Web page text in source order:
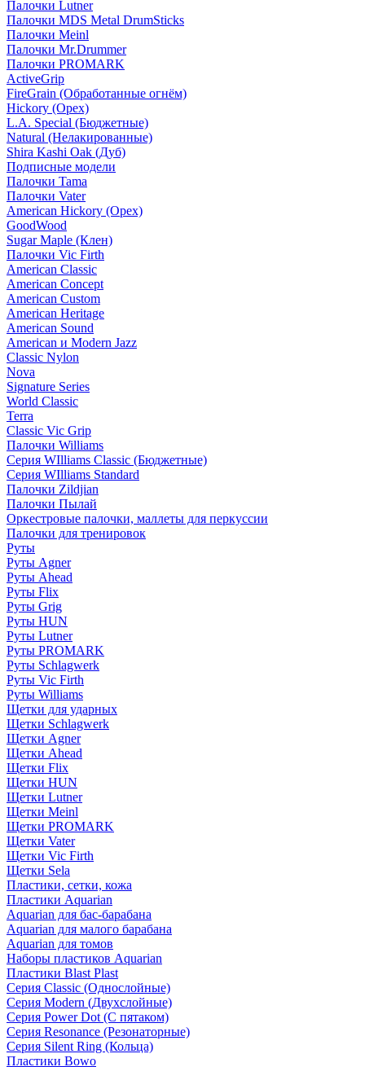
Палочки Lutner
Палочки MDS Metal DrumSticks
Палочки Meinl
Палочки Mr.Drummer
Палочки PROMARK
ActiveGrip
FireGrain (Обработанные огнём)
Hickory (Орех)
L.A. Special (Бюджетные)
Natural (Нелакированные)
Shira Kashi Oak (Дуб)
Подписные модели
Палочки Tama
Палочки Vater
American Hickory (Орех)
GoodWood
Sugar Maple (Клен)
Палочки Vic Firth
American Classic
American Concept
American Custom
American Heritage
American Sound
American и Modern Jazz
Classic Nylon
Nova
Signature Series
World Classic
Terra
Classic Vic Grip
Палочки Williams
Серия WIlliams Classic (Бюджетные)
Серия WIlliams Standard
Палочки Zildjian
Палочки Пылай
Оркестровые палочки, маллеты для перкуссии
Палочки для тренировок
Руты
Руты Agner
Руты Ahead
Руты Flix
Руты Grig
Руты HUN
Руты Lutner
Руты PROMARK
Руты Schlagwerk
Руты Vic Firth
Руты Williams
Щетки для ударных
Щетки Schlagwerk
Щетки Agner
Щетки Ahead
Щетки Flix
Щетки HUN
Щетки Lutner
Щетки Meinl
Щетки PROMARK
Щетки Vater
Щетки Vic Firth
Щетки Sela
Пластики, сетки, кожа
Пластики Aquarian
Aquarian для бас-барабана
Aquarian для малого барабана
Aquarian для томов
Наборы пластиков Aquarian
Пластики Blast Plast
Серия Classic (Однослойные)
Серия Modern (Двухслойные)
Серия Power Dot (С пятаком)
Серия Resonance (Резонаторные)
Серия Silent Ring (Кольца)
Пластики Bowo